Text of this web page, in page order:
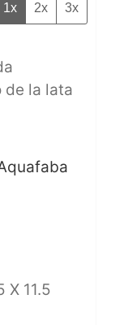
1x 2x 3x
de la lata
X 11.5